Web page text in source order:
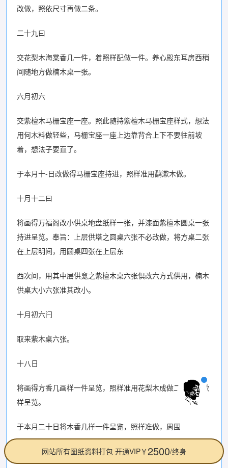
改做，照依尺寸再做二条。
二十九曰
交花梨木海棠香几一件，着照样配做一件。养心殿东耳房西稍
间随地方做楠木桌一张。
六月初六
交紫檀木马栅宝座一座。照此随持紫檀木马栅宝座样式，想法
用何木料做轻些，马栅宝座一座上边靠背合上下不要往前坡
着，想法子要直了。
于本月十-日改做得马栅宝座持进，照样准用鹬漱木做。
十月十二曰
将画得万福阁改小供桌地盘纸样一张，并漆面紫檀木圆桌一张
持进呈览。奉旨：上层供塔之圆桌六张不必改做，将方桌二张
在上层明间，用圆桌四张在上层东
西次间，用其中层供龛之紫檀木桌六张倶改六方式供用，楠木
供桌大小六张准其改小。
十月初六闩
取来紫木桌六张。
十八日
将画得方香几画样一件呈览，照样准用花梨木成做二件，再做
样呈览。
于本月二十日将木香几样一件呈览，照样准做，周围
去二分。网站所有图纸资料打包 开通VIP￥2500/终身